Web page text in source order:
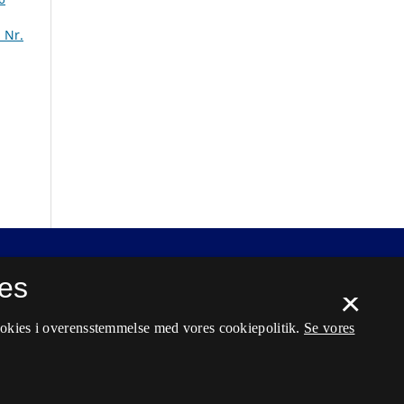
Nr.
×
i overensstemmelse med vores cookiepolitik. Se vores